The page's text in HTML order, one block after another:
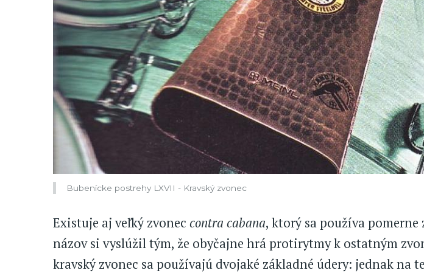
Bubenícke postrehy LXVII - Kravský zvonec
Existuje aj veľký zvonec contra cabana, ktorý sa používa pomerne
názov si vyslúžil tým, že obyčajne hrá protirytmy k ostatným
kravský zvonec sa používajú dvojaké základné údery: jednak na